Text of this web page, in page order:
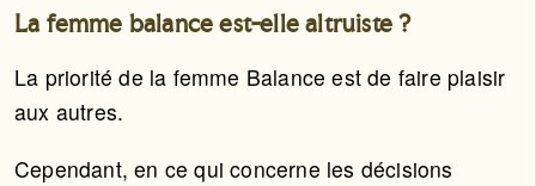
La femme balance est-elle altruiste ?
La priorité de la femme Balance est de faire plaisir
aux autres.
Cependant, en ce qui concerne les décisions